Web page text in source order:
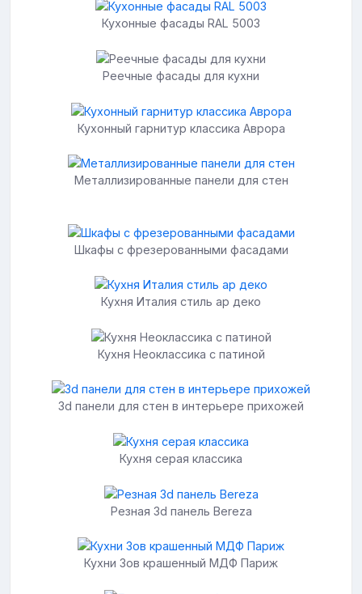
Кухонные фасады RAL 5003
Реечные фасады для кухни
Кухонный гарнитур классика Аврора
Металлизированные панели для стен
Шкафы с фрезерованными фасадами
Кухня Италия стиль ар деко
Кухня Неоклассика с патиной
3d панели для стен в интерьере прихожей
Кухня серая классика
Резная 3d панель Bereza
Кухни Зов крашенный МДФ Париж